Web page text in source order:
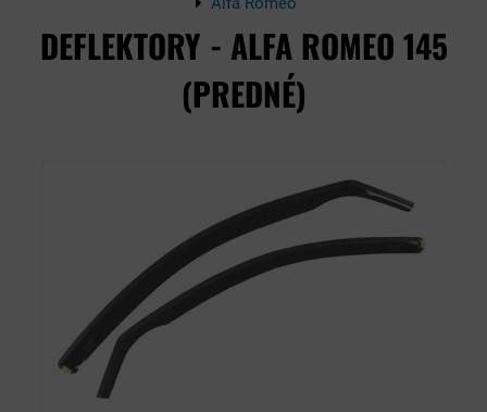
DEFLEKTORY - ALFA ROMEO 145
(PREDNÉ)